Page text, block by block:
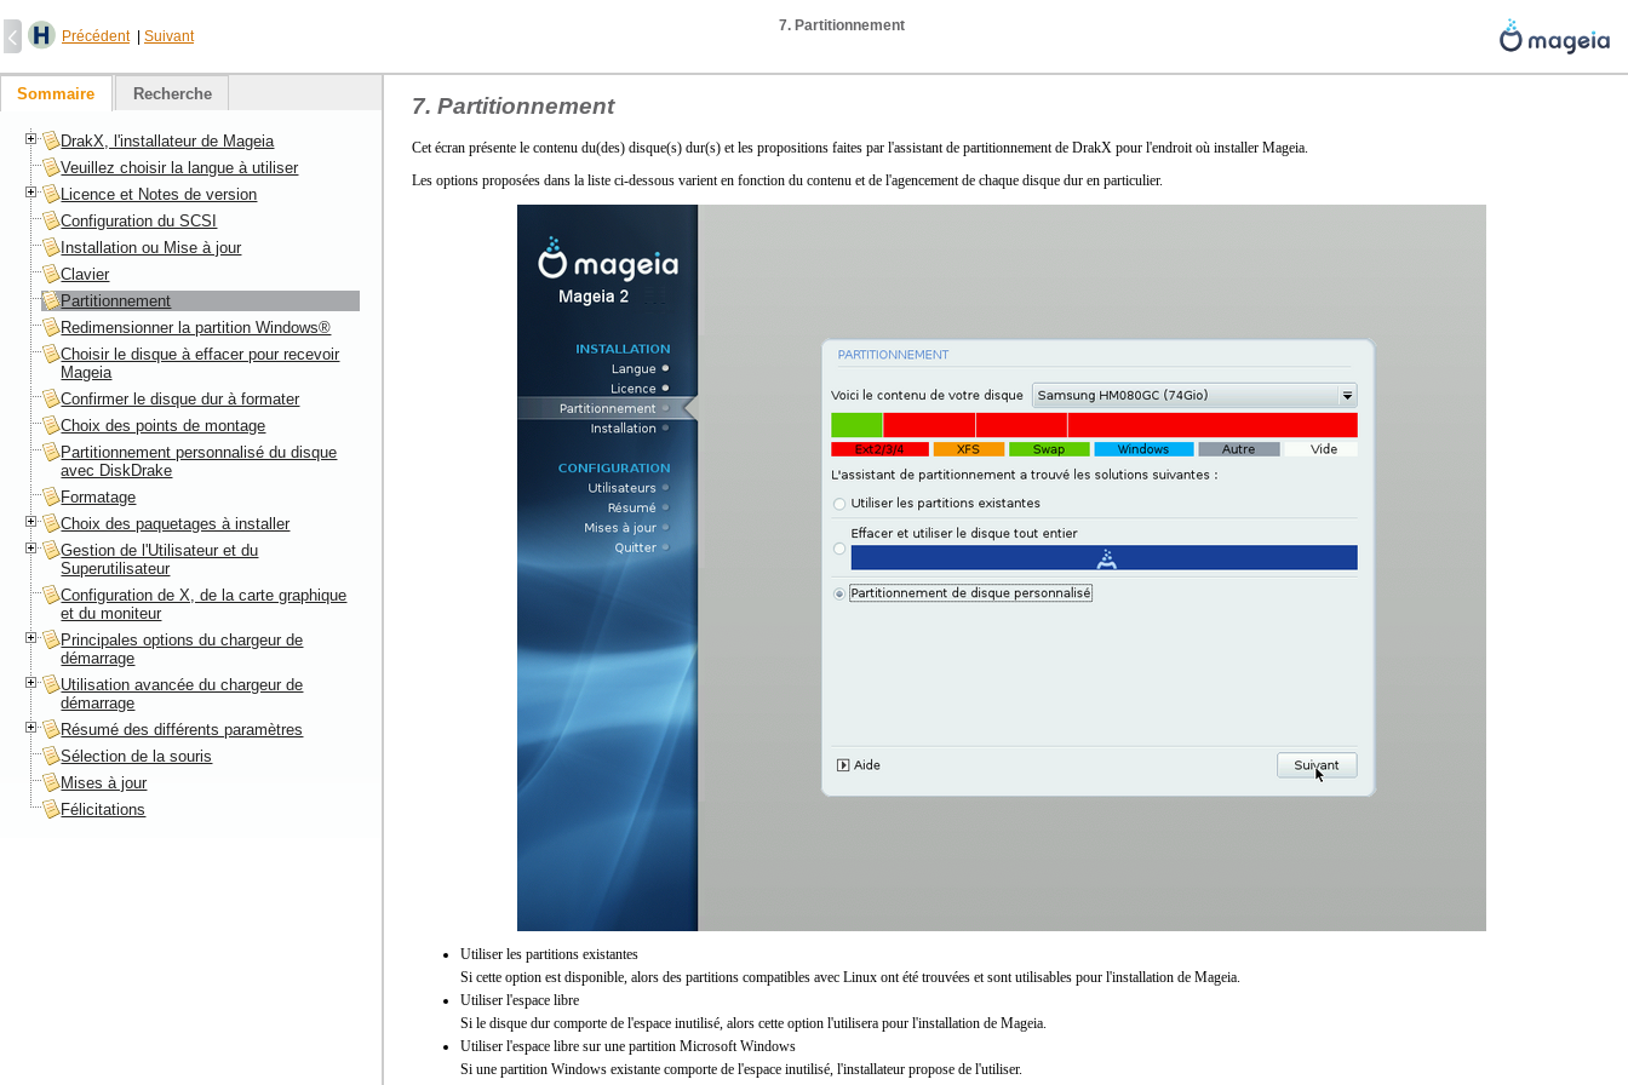
Précédent| Suivant
7. Partitionnement
7. Partitionnement
Cet écran présente le contenu du(des) disque(s) dur(s) et les propositions faites par l'assistant de partitionnement de DrakX pour l'endroit où installer Mageia.
Les options proposées dans la liste ci-dessous varient en fonction du contenu et de l'agencement de chaque disque dur en particulier.
Utiliser les partitions existantes
Si cette option est disponible, alors des partitions compatibles avec Linux ont été trouvées et sont utilisables pour l'installation de Mageia.
Utiliser l'espace libre
Si le disque dur comporte de l'espace inutilisé, alors cette option l'utilisera pour l'installation de Mageia.
Utiliser l'espace libre sur une partition Microsoft Windows
Si une partition Windows existante comporte de l'espace inutilisé, l'installateur propose de l'utiliser.
Sommaire Recherche
DrakX, l'installateur de Mageia
Veuillez choisir la langue à utiliser
Licence et Notes de version
Configuration du SCSI
Installation ou Mise à jour
Clavier
Partitionnement
Redimensionner la partition Windows®
Choisir le disque à effacer pour recevoir
Mageia
Confirmer le disque dur à formater
Choix des points de montage
Partitionnement personnalisé du disque
avec DiskDrake
Formatage
Choix des paquetages à installer
Gestion de l'Utilisateur et du
Superutilisateur
Configuration de X, de la carte graphique
et du moniteur
Principales options du chargeur de
démarrage
Utilisation avancée du chargeur de
démarrage
Résumé des différents paramètres
Sélection de la souris
Mises à jour
Félicitations